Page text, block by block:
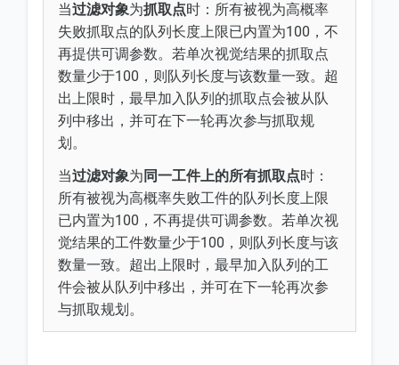
当过滤对象为抓取点时：所有被视为高概率
失败抓取点的队列长度上限已内置为100，不
再提供可调参数。若单次视觉结果的抓取点
数量少于100，则队列长度与该数量一致。超
出上限时，最早加入队列的抓取点会被从队
列中移出，并可在下一轮再次参与抓取规
划。
当过滤对象为 同一工件上的所有抓取点时：
所有被视为高概率失败工件的队列长度上限
已内置为100，不再提供可调参数。若单次视
觉结果的工件数量少于100，则队列长度与该
数量一致。超出上限时，最早加入队列的工
件会被从队列中移出，并可在下一轮再次参
与抓取规划。